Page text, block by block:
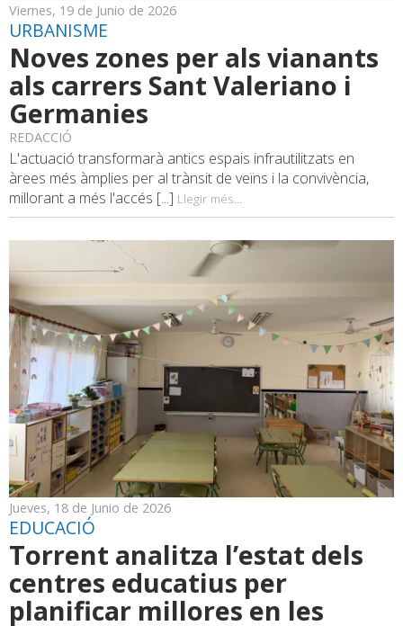
Viernes, 19 de Junio de 2026
URBANISME
Noves zones per als vianants
als carrers Sant Valeriano i
Germanies
REDACCIÓ
L'actuació transformarà antics espais infrautilitzats en
àrees més àmplies per al trànsit de veïns i la convivència,
millorant a més l'accés [...] Llegir més...
Jueves, 18 de Junio de 2026
EDUCACIÓ
Torrent analitza l’estat dels
centres educatius per
planificar millores en les